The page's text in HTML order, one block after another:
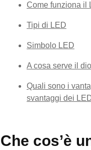
Come funziona il
Tipi di LED
Simbolo LED
A cosa serve il
Quali sono i
svantaggi dei
Che cos’è